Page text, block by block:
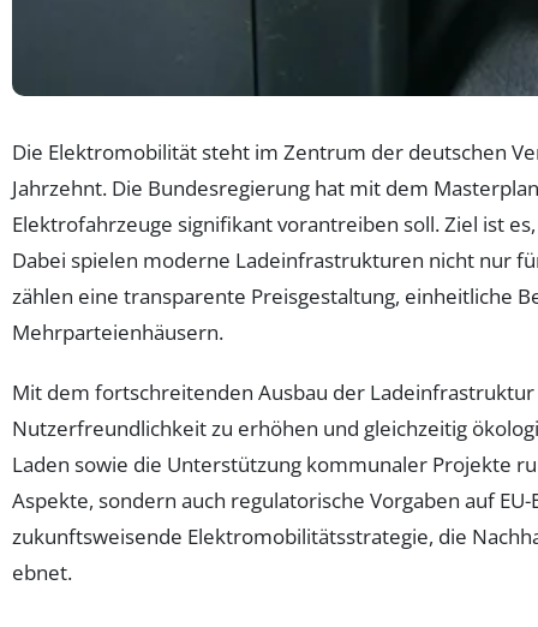
Die Elektromobilität steht im Zentrum der deutschen
Jahrzehnt. Die Bundesregierung hat mit dem
Elektrofahrzeuge signifikant vorantreiben soll. Ziel ist
Dabei spielen moderne Ladeinfrastrukturen nicht nur
zählen eine transparente Preisgestaltung, einheitliche
Mehrparteienhäusern.
Mit dem fortschreitenden Ausbau der
Nutzerfreundlichkeit zu erhöhen und gleichzeitig
Laden sowie die Unterstützung kommunaler Projekte
Aspekte, sondern auch regulatorische Vorgaben auf
zukunftsweisende Elektromobilitätsstrategie, die
ebnet.